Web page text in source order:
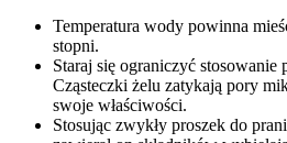
Temperatura wody powinna
stopni.
Staraj się ograniczyć
Cząsteczki żelu zatykają pory
swoje właściwości.
Stosując zwykły proszek do